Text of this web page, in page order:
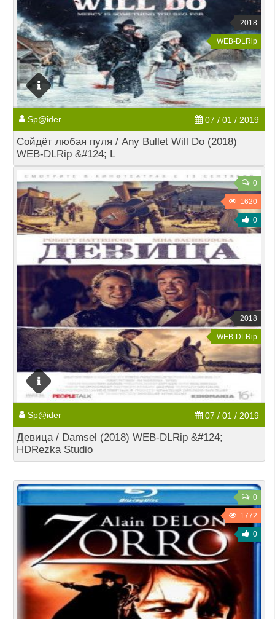
2018
WEB-DLRip
Sp@ider 07 / 01 / 2019
Сойдёт любая пуля / Any Bullet Will Do (2018)
WEB-DLRip &#124; L
0
1620
0
2018
WEB-DLRip
Sp@ider 07 / 01 / 2019
Девица / Damsel (2018) WEB-DLRip &#124;
HDRezka Studio
0
1772
0